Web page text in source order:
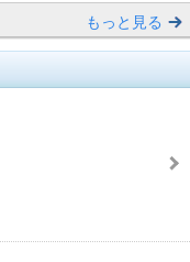
もっと見る